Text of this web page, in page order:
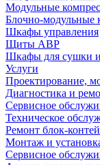
Модульные
Блочно-модульные
Шкафы управления
Щиты АВР
Шкафы для сушки
Услуги
Проектирование,
Диагностика и
Сервисное
Техническое
Ремонт блок-
Монтаж и
Сервисное